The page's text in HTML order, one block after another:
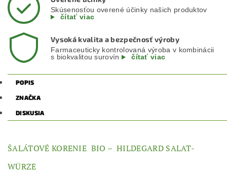
Skúsenosťou overené účinky našich produktov
čítať viac
Vysoká kvalita a bezpečnosť výroby
Farmaceuticky kontrolovaná výroba v kombinácii
s biokvalitou surovín
čítať viac
POPIS
ZNAČKA
DISKUSIA
ŠALÁTOVÉ KORENIE BIO – HILDEGARD SALAT-
WÜRZE